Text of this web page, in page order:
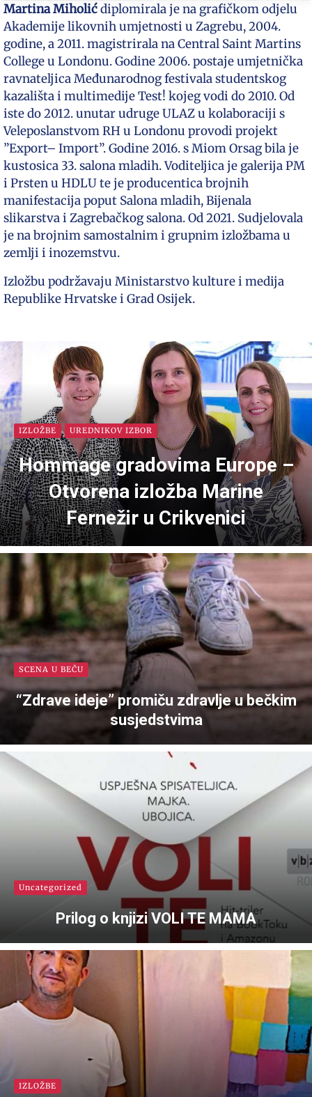
Martina Miholićdiplomirala je na grafičkom odjelu
Akademije likovnih umjetnosti u Zagrebu, 2004.
godine, a 2011. magistrirala na Central Saint Martins
College u Londonu. Godine 2006. postaje umjetnička
ravnateljica Međunarodnog festivala studentskog
kazališta i multimedije Test! kojeg vodi do 2010. Od
iste do 2012. unutar udruge ULAZ u kolaboraciji s
Veleposlanstvom RH u Londonu provodi projekt
”Export– Import”. Godine 2016. s Miom Orsag bila je
kustosica 33. salona mladih. Voditeljica je galerija PM
i Prsten u HDLU te je producentica brojnih
manifestacija poput Salona mladih, Bijenala
slikarstva i Zagrebačkog salona. Od 2021. Sudjelovala
je na brojnim samostalnim i grupnim izložbama u
zemlji i inozemstvu.
Izložbu podržavaju Ministarstvo kulture i medija
Republike Hrvatske i Grad Osijek.
IZLOŽBE UREDNIKOV IZBOR
Hommage gradovima Europe –
Otvorena izložba Marine
Fernežir u Crikvenici
SCENA U BEČU
“Zdrave ideje” promiču zdravlje u bečkim
susjedstvima
Uncategorized
Prilog o knjizi VOLI TE MAMA
IZLOŽBE